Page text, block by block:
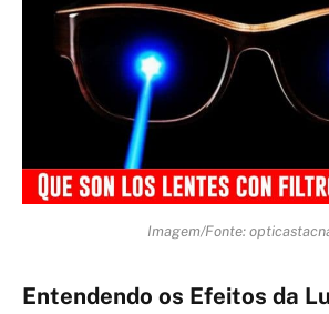
Imagem/Fonte:
Entendendo os Efeitos da